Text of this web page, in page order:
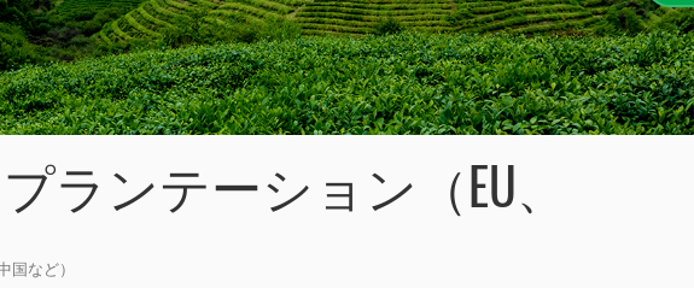
ンテーション（EU、
など）